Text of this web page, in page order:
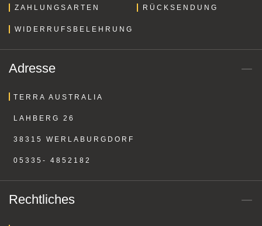
ZAHLUNGSARTEN RÜCKSENDUNG
WIDERRUFSBELEHRUNG
Adresse
TERRA AUSTRALIA
LAHBERG 26
38315 WERLABURGDORF
05335- 4852182
Rechtliches